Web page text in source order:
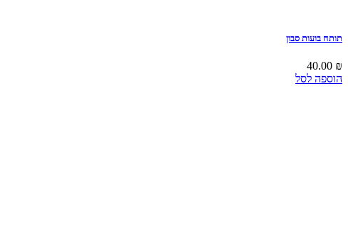
תותח בועות סבון
40.00 ₪
הוספה לסל